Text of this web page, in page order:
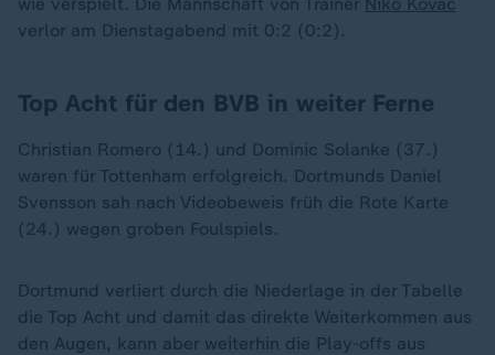
verlor am Dienstagabend mit 0:2 (0:2).
Top Acht für den BVB in weiter Ferne
Christian Romero (14.) und Dominic Solanke (37.)
waren für Tottenham erfolgreich. Dortmunds Daniel
Svensson sah nach Videobeweis früh die Rote Karte
(24.) wegen groben Foulspiels.
Dortmund verliert durch die Niederlage in der Tabelle
die Top Acht und damit das direkte Weiterkommen aus
den Augen, kann aber weiterhin die Play-offs aus